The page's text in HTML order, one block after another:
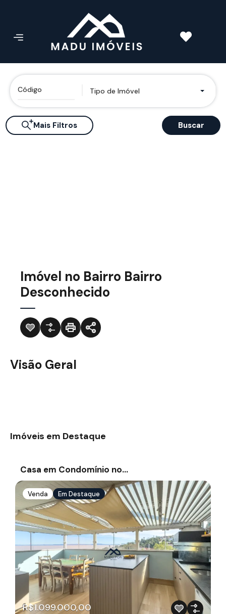
Tipo de Imóvel
Mais Filtros Buscar
Imóvel no Bairro Bairro
Desconhecido
Visão Geral
Imóveis em Destaque
Casa em Condomínio no…
Venda Em Destaque
R$1.099.000,00